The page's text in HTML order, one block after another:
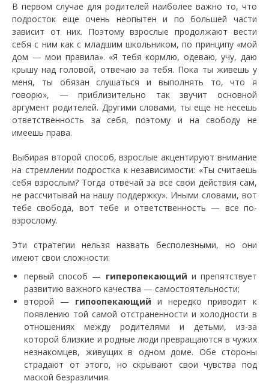
В первом случае для родителей наиболее важно то, что
подросток еще очень неопытен и по большей части
зависит от них. Поэтому взрослые продолжают вести
себя с ним как с младшим школьником, по принципу «мой
дом — мои правила». «Я тебя кормлю, одеваю, учу, даю
крышу над головой, отвечаю за тебя. Пока ты живешь у
меня, ты обязан слушаться и выполнять то, что я
говорю», — приблизительно так звучит основной
аргумент родителей. Другими словами, ты еще не несешь
ответственность за себя, поэтому и на свободу не
имеешь права.
Выбирая второй способ, взрослые акцентируют внимание
на стремлении подростка к независимости: «Ты считаешь
себя взрослым? Тогда отвечай за все свои действия сам,
не рассчитывай на нашу поддержку». Иными словами, вот
тебе свобода, вот тебе и ответственность — все по-
взрослому.
Эти стратегии нельзя назвать бесполезными, но они
имеют свои сложности:
первый способ — гиперопекающий и препятствует
развитию важного качества — самостоятельности;
второй — гипоопекающий и нередко приводит к
появлению той самой отстраненности и холодности в
отношениях между родителями и детьми, из-за
которой близкие и родные люди превращаются в чужих
незнакомцев, живущих в одном доме. Обе стороны
страдают от этого, но скрывают свои чувства под
маской безразличия.